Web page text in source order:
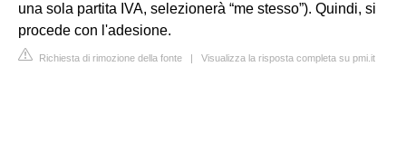
una sola partita IVA, selezionerà “me stesso”). Quindi, si
procede con l'adesione.
Richiesta di rimozione della fonte | Visualizza la risposta completa su pmi.it